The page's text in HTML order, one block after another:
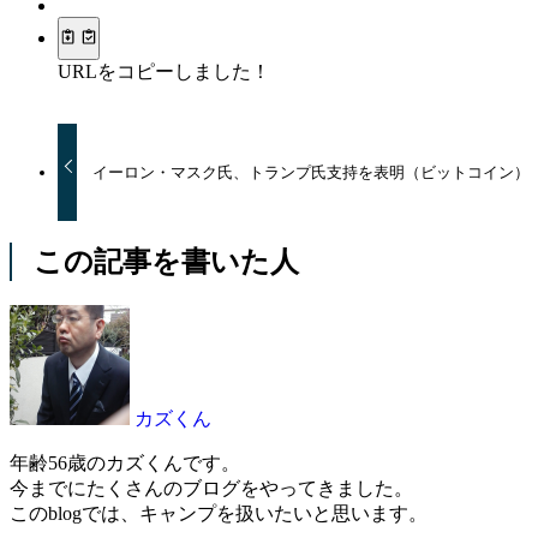
URLをコピーしました！
イーロン・マスク氏、トランプ氏支持を表明（ビットコイン）
この記事を書いた人
カズくん
年齢56歳のカズくんです。
今までにたくさんのブログをやってきました。
このblogでは、キャンプを扱いたいと思います。